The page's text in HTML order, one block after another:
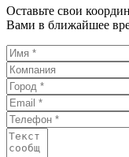
Оставьте свои
Вами в ближайшее